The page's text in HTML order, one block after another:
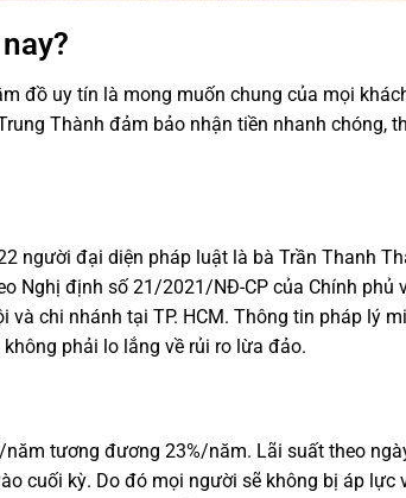
đồ uy tín là mong muốn chung của mọi
Thành đảm bảo nhận tiền nhanh chóng,
người đại diện pháp luật là bà Trần Thanh
Nghị định số 21/2021/NĐ-CP của Chính phủ
chi nhánh tại TP. HCM. Thông tin pháp lý
phải lo lắng về rủi ro lừa đảo.
năm tương đương 23%/năm. Lãi suất theo
cuối kỳ. Do đó mọi người sẽ không bị áp lực